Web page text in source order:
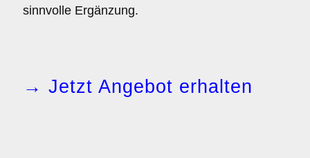
sinnvolle Ergänzung.
→ Jetzt Angebot erhalten